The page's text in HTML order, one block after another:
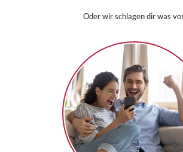
Oder wir schlagen dir was